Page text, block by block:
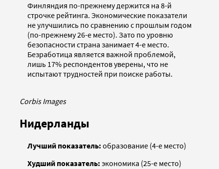
Финляндия по-прежнему держится на 8-й
строчке рейтинга. Экономические показатели
не улучшились по сравнению с прошлым годом
(по-прежнему 26-е место). Зато по уровню
безопасности страна занимает 4-е место.
Безработица является важной проблемой,
лишь 17% респондентов уверены, что не
испытают трудностей при поиске работы.
Corbis Images
Нидерланды
Лучший показатель: образование (4-е место)
Худший показатель: экономика (25-е место)